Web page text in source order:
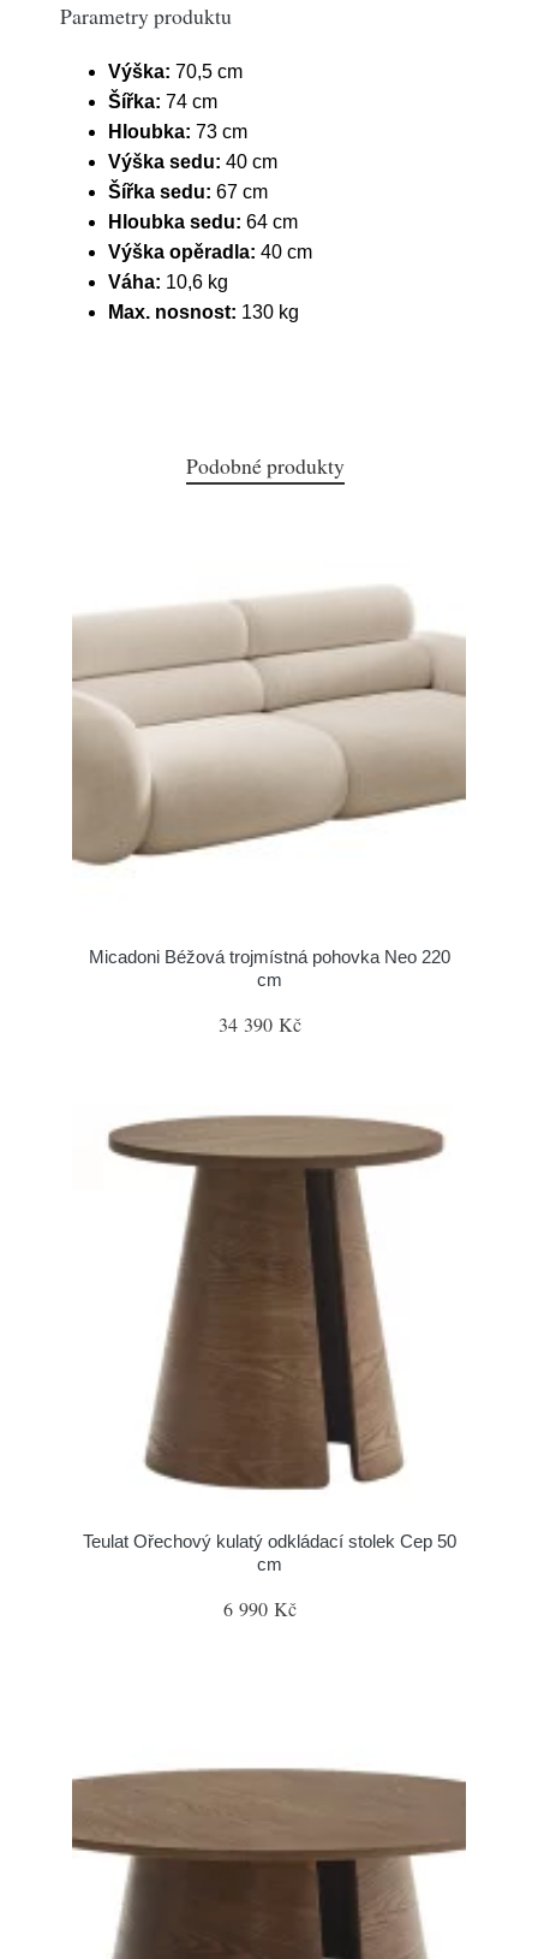
Parametry produktu
Výška: 70,5 cm
Šířka: 74 cm
Hloubka: 73 cm
Výška sedu: 40 cm
Šířka sedu: 67 cm
Hloubka sedu: 64 cm
Výška opěradla: 40 cm
Váha: 10,6 kg
Max. nosnost: 130 kg
Podobné produkty
Micadoni Béžová trojmístná pohovka Neo 220
cm
34 390 Kč
Teulat Ořechový kulatý odkládací stolek Cep 50
cm
6 990 Kč